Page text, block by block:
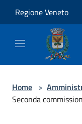
Regione Veneto
Home >
Seconda